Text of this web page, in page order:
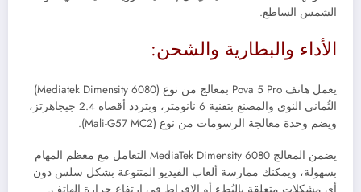
الشمس الساطع.
الأداء والبطارية والشحن:
يعمل هاتف Pova 5 Pro بمعالج من نوع (Mediatek Dimensity 6080)
الثُماني النوى والمصنع بتقنية 6 نانومتر، وبتردد أقصاه 2.4 جيجاهرتز،
ويضم وحدة معالجة الرسومات من نوع (Mali-G57 MC2
).
يضمن المعالج MediaTek Dimensity 6080 التعامل مع معظم المهام
بسهولة، ويمكنك ممارسة ألعاب الفيديو المتنوعة بشكل سلس دون